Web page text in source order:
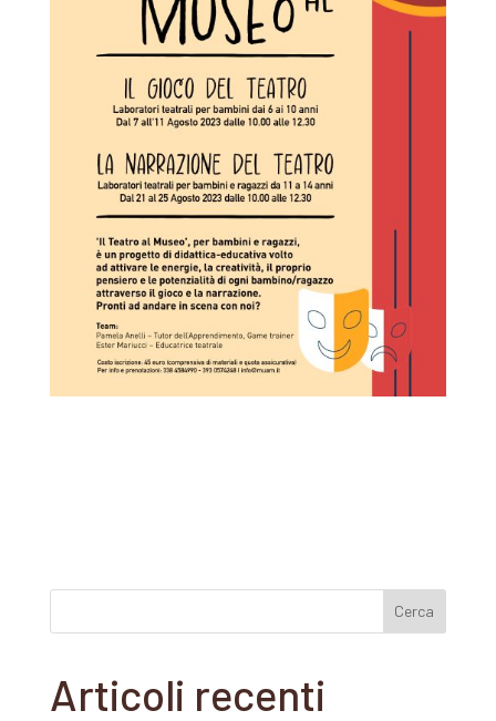
Articoli recenti